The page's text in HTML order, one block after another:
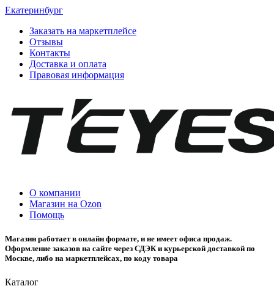
Екатеринбург
Заказать на маркетплейсе
Отзывы
Контакты
Доставка и оплата
Правовая информация
О компании
Магазин на Ozon
Помощь
Магазин работает в онлайн формате, и не имеет офиса продаж.
Оформление заказов на сайте через СДЭК и курьерской доставкой по
Москве, либо на маркетплейсах, по коду товара
Каталог